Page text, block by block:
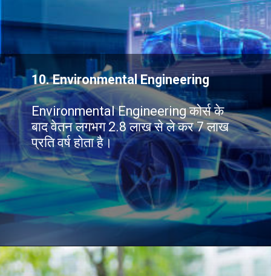
10. Environmental Engineering
Environmental Engineering कोर्स के
बाद वेतन लगभग 2.8 लाख से ले कर 7 लाख
प्रति वर्ष होता है।